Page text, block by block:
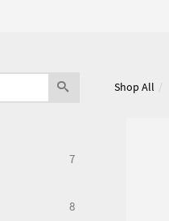
7
8
Shop All